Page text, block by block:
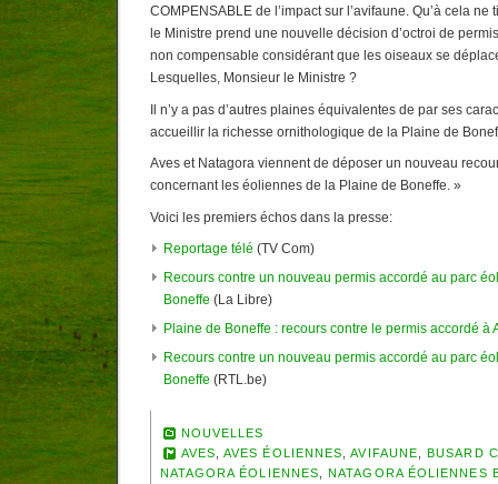
COMPENSABLE de l’impact sur l’avifaune. Qu’à cela
le Ministre prend une nouvelle décision d’octroi de
non compensable considérant que les oiseaux se
Lesquelles, Monsieur le Ministre ?
Il n’y a pas d’autres plaines équivalentes de par ses
accueillir la richesse ornithologique de la Plaine de
Aves et Natagora viennent de déposer un nouveau
concernant les éoliennes de la Plaine de Boneffe. »
Voici les premiers échos dans la presse:
Reportage télé (TV Com)
Recours contre un nouveau permis accordé au parc
Boneffe (La Libre)
Plaine de Boneffe : recours contre le permis accordé à
Recours contre un nouveau permis accordé au parc
Boneffe (RTL.be)
NOUVELLES
AVES ,AVES ÉOLIENNES ,AVIFAUNE ,BUSARD
NATAGORA ÉOLIENNES ,NATAGORA ÉOLIENNES